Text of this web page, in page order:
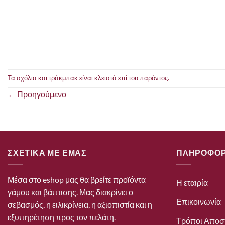
Τα σχόλια και τράκμπακ είναι κλειστά επί του παρόντος.
← Προηγούμενο
ΣΧΕΤΙΚΑ ΜΕ ΕΜΑΣ
Μέσα στο eshop μας θα βρείτε προϊόντα
γάμου και βάπτισης. Μας διακρίνει ο
σεβασμός, η ειλικρίνεια, η αξιοπιστία και η
εξυπηρέτηση προς τον πελάτη.
Η εταιρία
Επικοινωνία
Τρόποι